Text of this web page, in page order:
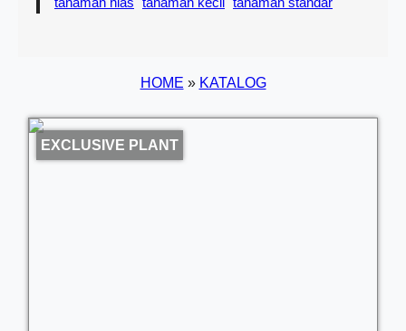
tanaman hias tanaman kecil tanaman standar
HOME » KATALOG
EXCLUSIVE PLANT